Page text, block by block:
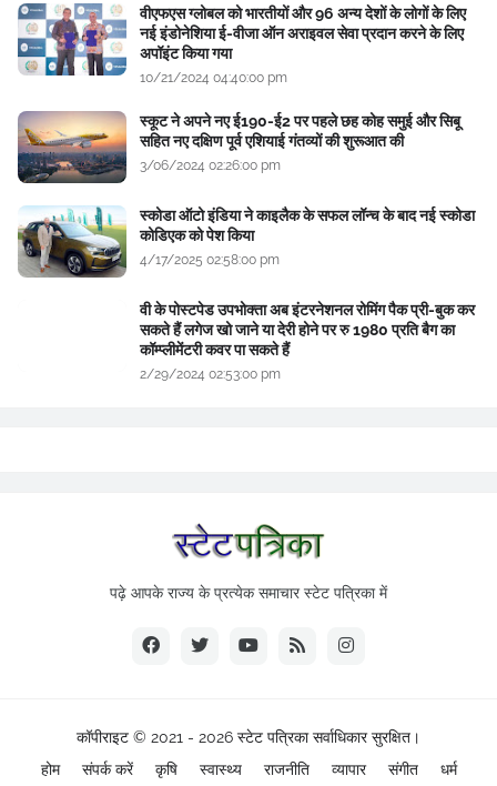
वीएफएस ग्लोबल को भारतीयों और 96 अन्य देशों के लोगों के लिए
नई इंडोनेशिया ई-वीजा ऑन अराइवल सेवा प्रदान करने के लिए
अपॉइंट किया गया
10/21/2024 04:40:00 pm
स्कूट ने अपने नए ई190-ई2 पर पहले छह कोह समुई और सिबू
सहित नए दक्षिण पूर्व एशियाई गंतव्यों की शुरूआत की
3/06/2024 02:26:00 pm
स्कोडा ऑटो इंडिया ने काइलैक के सफल लॉन्च के बाद नई स्कोडा
कोडिएक को पेश किया
4/17/2025 02:58:00 pm
वी के पोस्टपेड उपभोक्ता अब इंटरनेशनल रोमिंग पैक प्री-बुक कर
सकते हैं लगेज खो जाने या देरी होने पर रु 1980 प्रति बैग का
कॉम्प्लीमेंटरी कवर पा सकते हैं
2/29/2024 02:53:00 pm
पढ़े आपके राज्य के प्रत्येक समाचार स्टेट पत्रिका में
कॉपीराइट © 2021 - 2026 स्टेट पत्रिकासर्वाधिकार सुरक्षित।
होम
संपर्क करें कृषि स्वास्थ्य राजनीति व्यापार संगीत धर्म